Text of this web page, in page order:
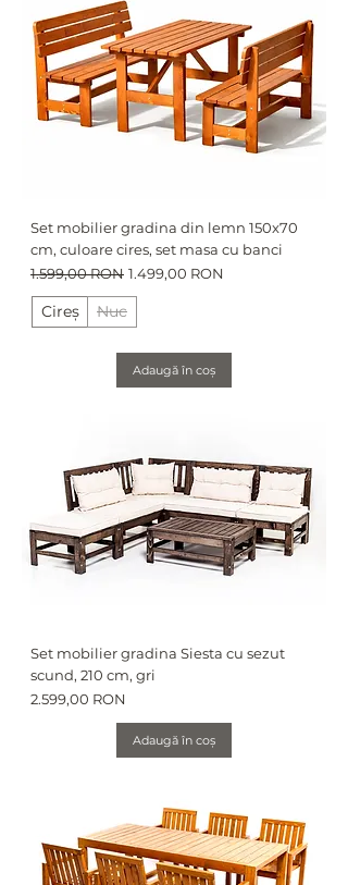
Set mobilier gradina din lemn 150x70
cm, culoare cires, set masa cu banci
Preț normal
1.599,00 RON Preț redus
1.499,00 RON
Cireș Nuc
Adaugă în coș
Set mobilier gradina Siesta cu sezut
scund, 210 cm, gri
Preț
2.599,00 RON
Adaugă în coș